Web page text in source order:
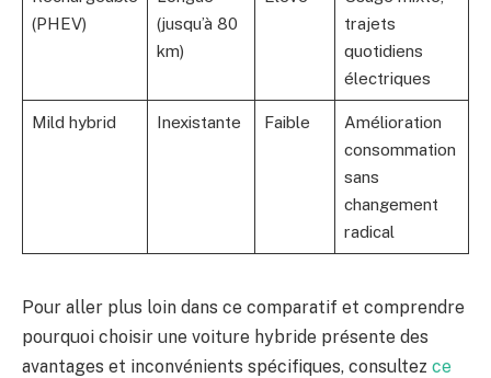
(PHEV)
(jusqu’à 80
km)
trajets
quotidiens
électriques
Mild hybrid Inexistante Faible
Amélioration
consommation
sans
changement
radical
Pour aller plus loin dans ce comparatif et comprendre
pourquoi choisir une voiture hybride présente des
avantages et inconvénients spécifiques, consultez ce